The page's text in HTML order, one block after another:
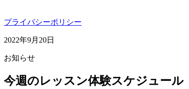
プライバシーポリシー
2022年9月20日
お知らせ
今週のレッスン体験スケジュール